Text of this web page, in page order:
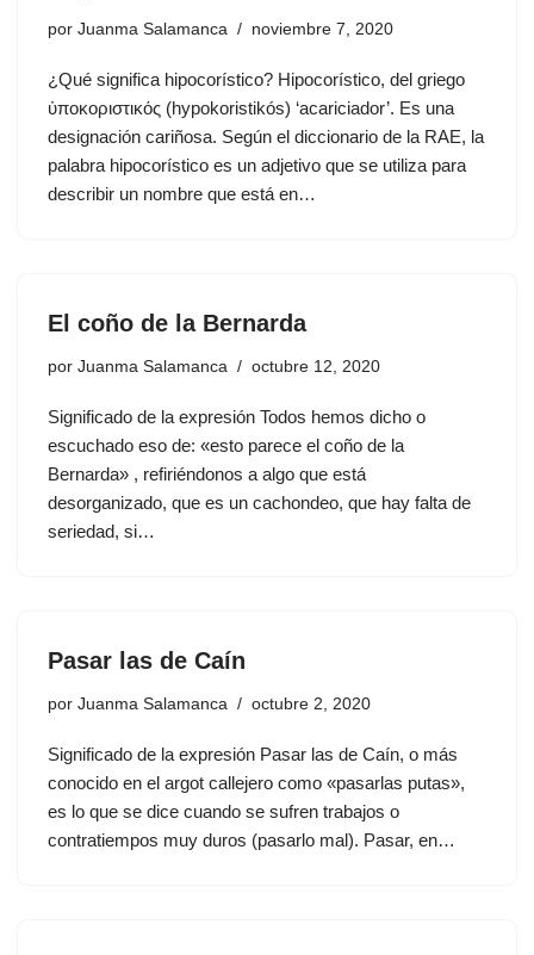
por Juanma Salamanca noviembre 7, 2020
¿Qué significa hipocorístico? Hipocorístico, del griego
ὑποκοριστικός (hypokoristikós) ‘acariciador’. Es una
designación cariñosa. Según el diccionario de la RAE, la
palabra hipocorístico es un adjetivo que se utiliza para
describir un nombre que está en…
El coño de la Bernarda
por Juanma Salamanca octubre 12, 2020
Significado de la expresión Todos hemos dicho o
escuchado eso de: «esto parece el coño de la
Bernarda» , refiriéndonos a algo que está
desorganizado, que es un cachondeo, que hay falta de
seriedad, si…
Pasar las de Caín
por Juanma Salamanca octubre 2, 2020
Significado de la expresión Pasar las de Caín, o más
conocido en el argot callejero como «pasarlas putas»,
es lo que se dice cuando se sufren trabajos o
contratiempos muy duros (pasarlo mal). Pasar, en…